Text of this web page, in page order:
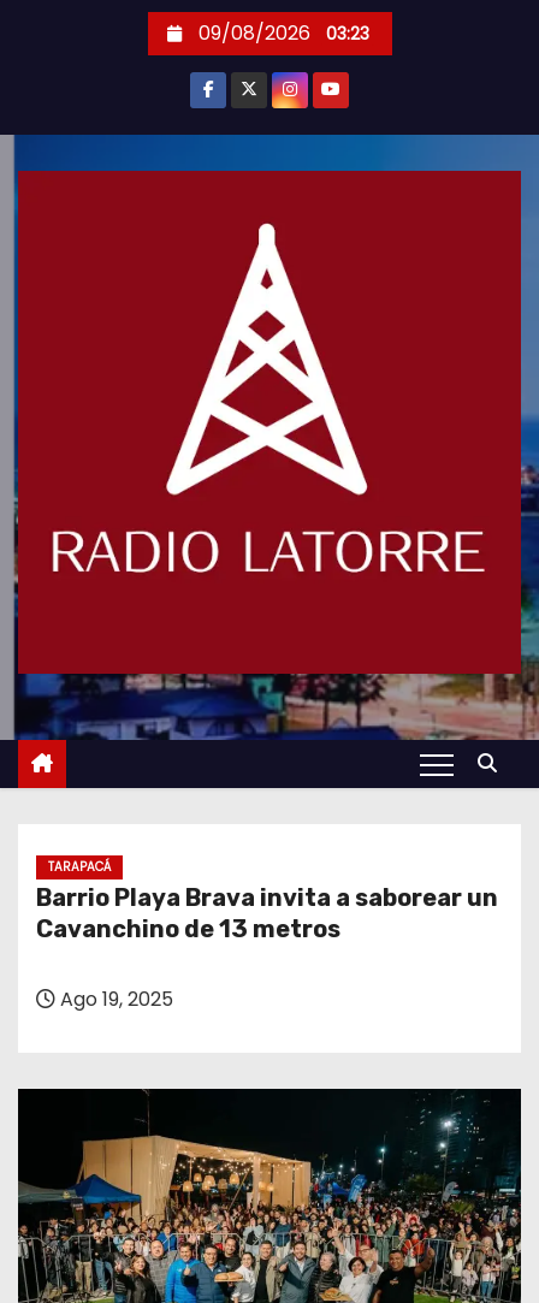
09/08/2026 03:23
TARAPACÁ
Barrio Playa Brava invita a saborear un
Cavanchino de 13 metros
Ago 19, 2025